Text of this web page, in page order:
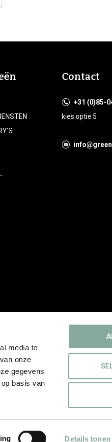
media te
onze
gegevens
basis van
Details tonen
Contact
+31 (0)85-
kies optie 5